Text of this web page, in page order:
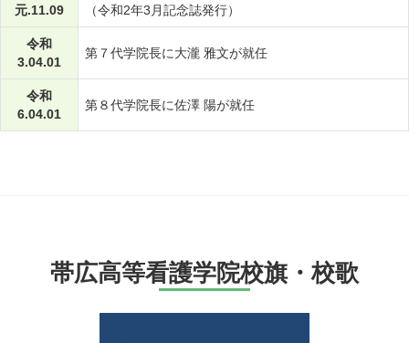
元.11.09
（令和2年3月記念誌発行）
令和
3.04.01
第７代学院長に大瀧 雅文が就任
令和
6.04.01
第８代学院長に佐澤 陽が就任
帯広高等看護学院校旗・校歌